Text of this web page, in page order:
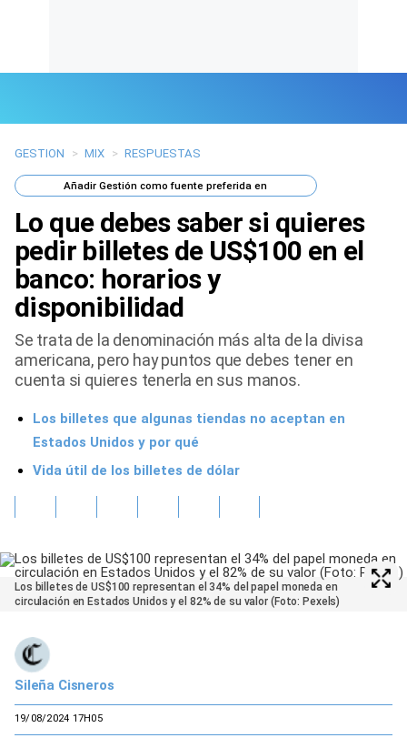
Últimas Noticias
Mi Bolsillo
Respuestas
Gente
Vida Laboral
Tendencias Mix
GESTION > MIX > RESPUESTAS
AñadirGestión como fuente preferida en
Lo que debes saber si quieres
pedir billetes de US$100 en el
banco: horarios y
disponibilidad
Se trata de la denominación más alta de la divisa
americana, pero hay puntos que debes tener en
cuenta si quieres tenerla en sus manos.
Los billetes que algunas tiendas no aceptan en
Estados Unidos y por qué
Vida útil de los billetes de dólar
Los billetes de US$100 representan el 34% del papel moneda en
circulación en Estados Unidos y el 82% de su valor (Foto: Pexels)
Sileña Cisneros
19/08/2024 17H05